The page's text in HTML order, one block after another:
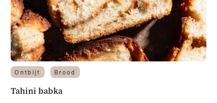
Ontbijt Brood
Tahini babka